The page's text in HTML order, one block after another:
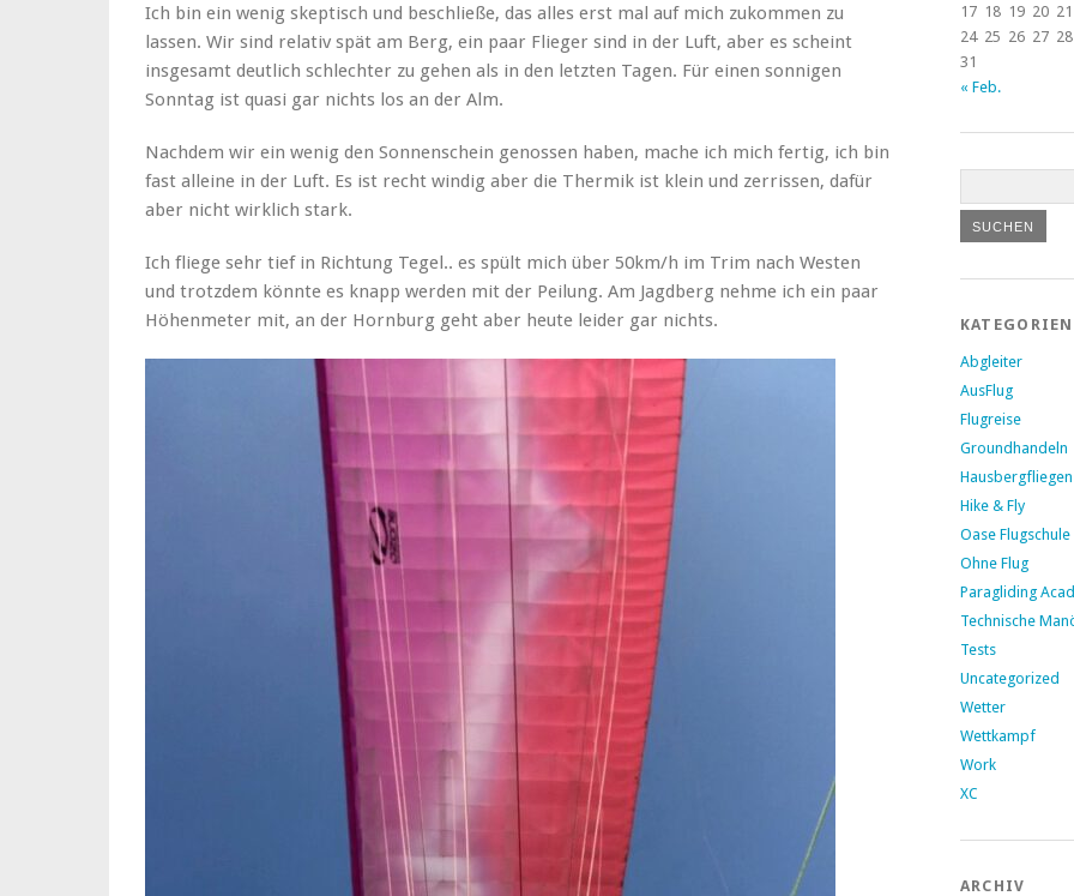
Ich bin ein wenig skeptisch und beschließe, das alles erst mal auf mich zukommen zu
lassen. Wir sind relativ spät am Berg, ein paar Flieger sind in der Luft, aber es scheint
insgesamt deutlich schlechter zu gehen als in den letzten Tagen. Für einen sonnigen
Sonntag ist quasi gar nichts los an der Alm.
Nachdem wir ein wenig den Sonnenschein genossen haben, mache ich mich fertig, ich bin
fast alleine in der Luft. Es ist recht windig aber die Thermik ist klein und zerrissen, dafür
aber nicht wirklich stark.
Ich fliege sehr tief in Richtung Tegel.. es spült mich über 50km/h im Trim nach Westen
und trotzdem könnte es knapp werden mit der Peilung. Am Jagdberg nehme ich ein paar
Höhenmeter mit, an der Hornburg geht aber heute leider gar nichts.
17 18 19 20 21
24 25 26 27 28
31
« Feb.
KATEGORIEN
Abgleiter
AusFlug
Flugreise
Groundhandeln
Hausbergfliegen
Hike & Fly
Oase Flugschule
Ohne Flug
Paragliding
Technische
Tests
Uncategorized
Wetter
Wettkampf
Work
XC
ARCHIV